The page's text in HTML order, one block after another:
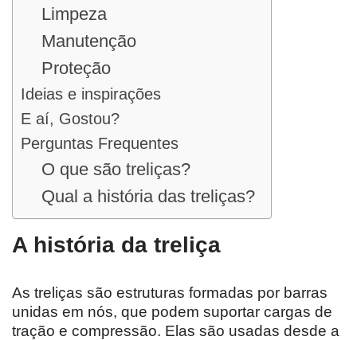
Limpeza
Manutenção
Proteção
Ideias e inspirações
E aí, Gostou?
Perguntas Frequentes
O que são treliças?
Qual a história das treliças?
A história da treliça
As treliças são estruturas formadas por barras
unidas em nós, que podem suportar cargas de
tração e compressão. Elas são usadas desde a